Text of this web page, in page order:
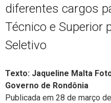
diferentes cargos
Técnico e Superior
Seletivo
Texto: Jaqueline Malta
Governo de Rondônia
Publicada em 28 de março